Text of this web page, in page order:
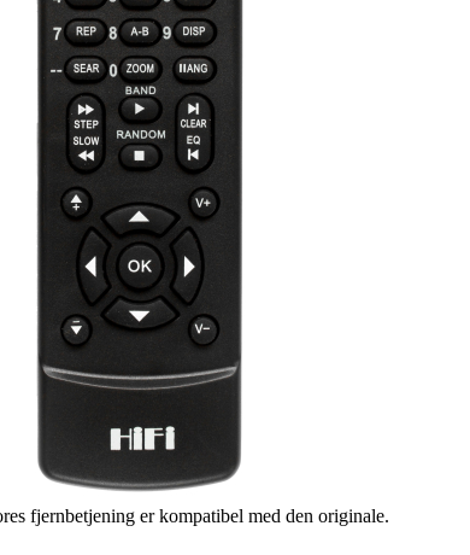
fjernbetjening er kompatibel med den originale.